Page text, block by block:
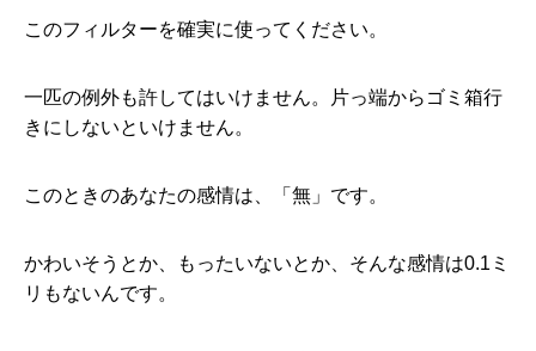
このフィルターを確実に使ってください。
一匹の例外も許してはいけません。片っ端からゴミ箱行
きにしないといけません。
このときのあなたの感情は、「無」です。
かわいそうとか、もったいないとか、そんな感情は0.1ミ
リもないんです。